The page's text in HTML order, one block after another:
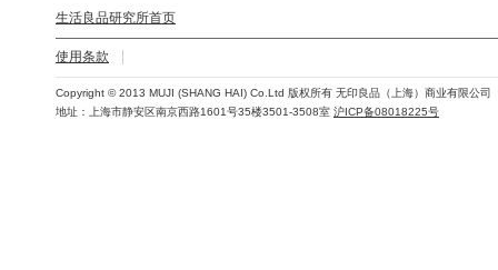
生活良品研究所首页
使用条款
Copyright © 2013 MUJI (SHANG HAI) Co.Ltd 版权所有 无印良品（上海）商业有限公司
地址：上海市静安区南京西路1601号35楼3501-3508室 沪ICP备08018225号